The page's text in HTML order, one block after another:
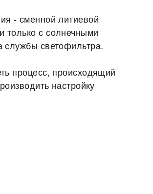
- сменной литиевой
только с солнечными
службы светофильтра.
процесс, происходящий
настройку